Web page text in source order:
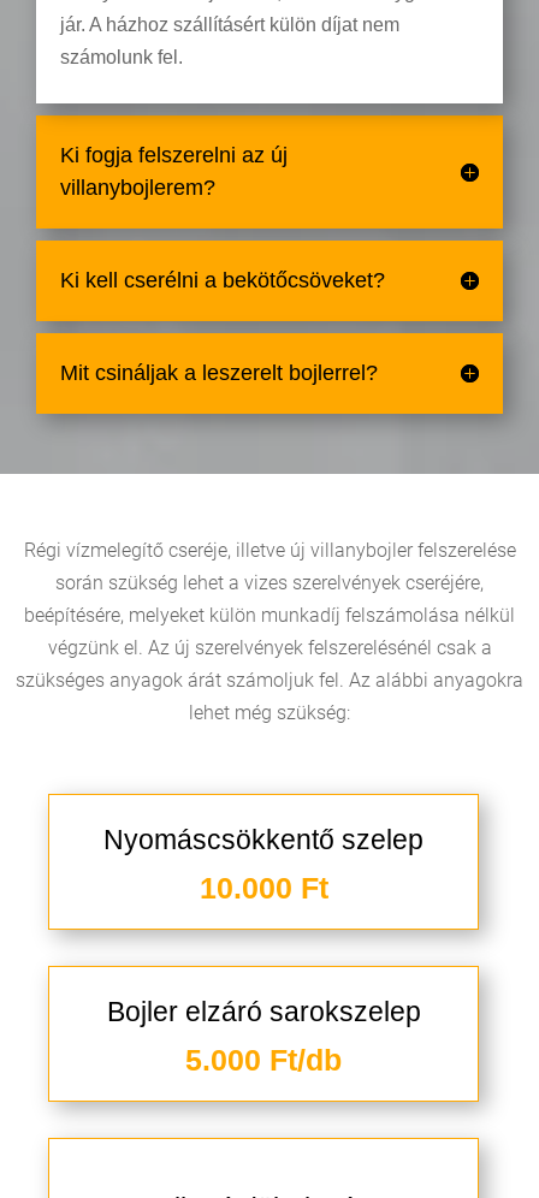
jár. A házhoz szállításért külön díjat nem
számolunk fel.
Ki fogja felszerelni az új
villanybojlerem?
Ki kell cserélni a bekötőcsöveket?
Mit csináljak a leszerelt bojlerrel?
Régi vízmelegítő cseréje, illetve új villanybojler felszerelése
során szükség lehet a vizes szerelvények cseréjére,
beépítésére, melyeket külön munkadíj felszámolása nélkül
végzünk el. Az új szerelvények felszerelésénél csak a
szükséges anyagok árát számoljuk fel. Az alábbi anyagokra
lehet még szükség:
Nyomáscsökkentő szelep
10.000 Ft
Bojler elzáró sarokszelep
5.000 Ft/db